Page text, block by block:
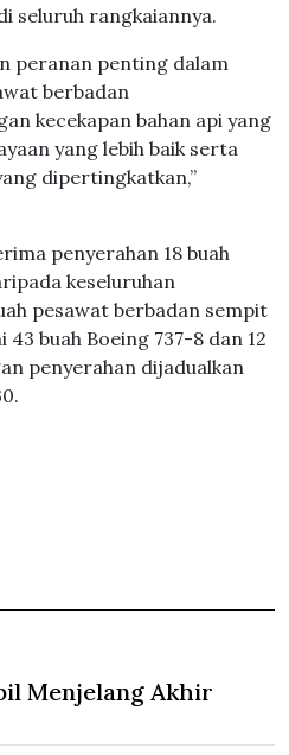
seluruh rangkaiannya.
peranan penting dalam
berbadan
kecekapan bahan api yang
yang lebih baik serta
dipertingkatkan,”
penyerahan 18 buah
keseluruhan
pesawat berbadan sempit
buah Boeing 737-8 dan 12
penyerahan dijadualkan
Menjelang Akhir